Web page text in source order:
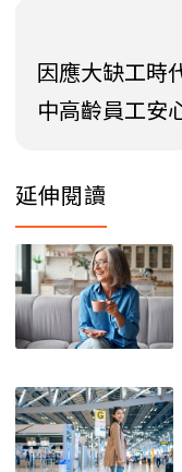
因應大缺工時
中高齡員工安
延伸閱讀